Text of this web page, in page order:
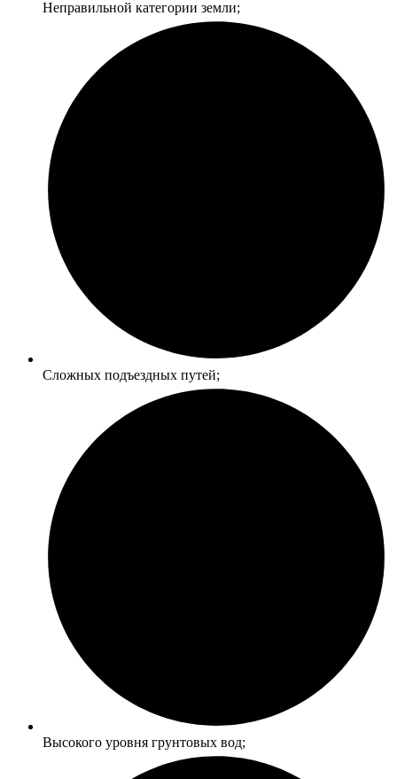
Неправильной категории земли;
Сложных подъездных путей;
Высокого уровня грунтовых вод;